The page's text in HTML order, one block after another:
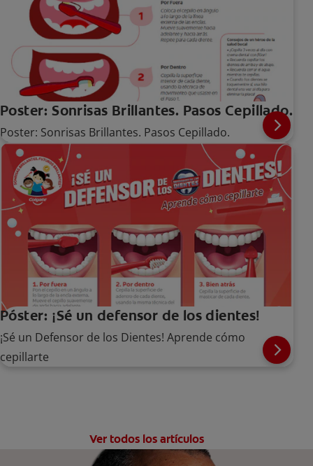
Poster: Sonrisas Brillantes. Pasos Cepillado.
Poster: Sonrisas Brillantes. Pasos Cepillado.
Póster: ¡Sé un defensor de los dientes!
¡Sé un Defensor de los Dientes! Aprende cómo
cepillarte
Ver todos los artículos